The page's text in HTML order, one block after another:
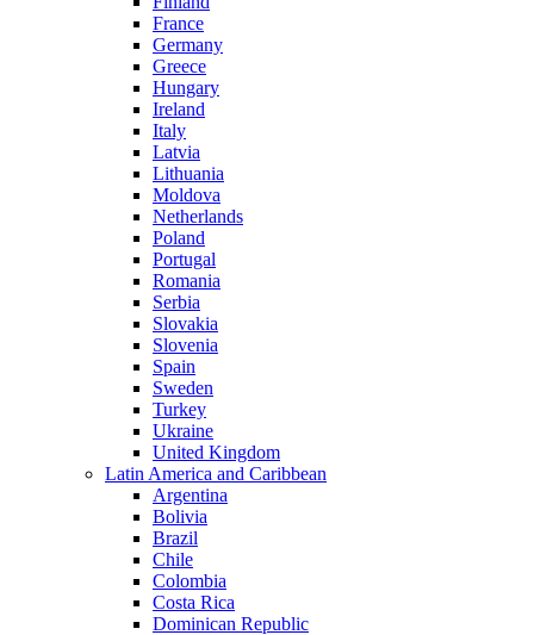
France
Germany
Greece
Hungary
Ireland
Italy
Latvia
Lithuania
Moldova
Netherlands
Poland
Portugal
Romania
Serbia
Slovakia
Slovenia
Spain
Sweden
Turkey
Ukraine
United Kingdom
Latin America and Caribbean
Argentina
Bolivia
Brazil
Chile
Colombia
Costa Rica
Dominican Republic